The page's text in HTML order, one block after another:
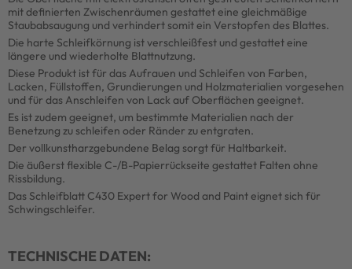
mit definierten Zwischenräumen gestattet eine gleichmäßige
Staubabsaugung und verhindert somit ein Verstopfen des Blattes.
Die harte Schleifkörnung ist verschleißfest und gestattet eine
längere und wiederholte Blattnutzung.
Diese Produkt ist für das Aufrauen und Schleifen von Farben,
Lacken, Füllstoffen, Grundierungen und Holzmaterialien vorgesehen
und für das Anschleifen von Lack auf Oberflächen geeignet.
Es ist zudem geeignet, um bestimmte Materialien nach der
Benetzung zu schleifen oder Ränder zu entgraten.
Der vollkunstharzgebundene Belag sorgt für Haltbarkeit.
Die äußerst flexible C-/B-Papierrückseite gestattet Falten ohne
Rissbildung.
Das Schleifblatt C430 Expert for Wood and Paint eignet sich für
Schwingschleifer.
TECHNISCHE DATEN: